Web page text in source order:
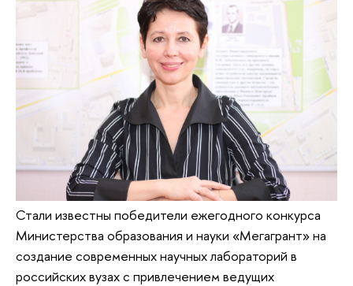
Стали известны победители ежегодного конкурса
Министерства образования и науки «Мегагрант» на
создание современных научных лабораторий в
российских вузах с привлечением ведущих